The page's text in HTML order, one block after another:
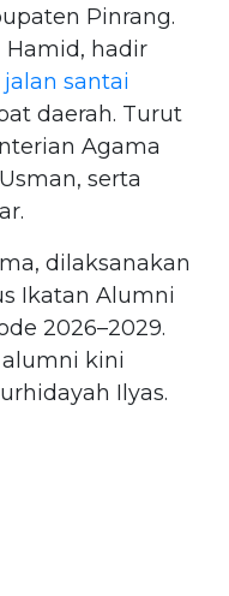
Pinrang.
Hamid, hadir
jalan santai
daerah. Turut
Agama
serta
dilaksanakan
Ikatan Alumni
2026–2029.
kini
Ilyas.